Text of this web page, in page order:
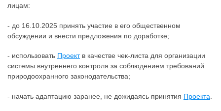
лицам:
- до 16.10.2025 принять участие в его общественном
обсуждении и внести предложения по доработке;
- использовать Проектв качестве чек-листа для организации
системы внутреннего контроля за соблюдением требований
природоохранного законодательства;
- начать адаптацию заранее, не дожидаясь принятия Проекта